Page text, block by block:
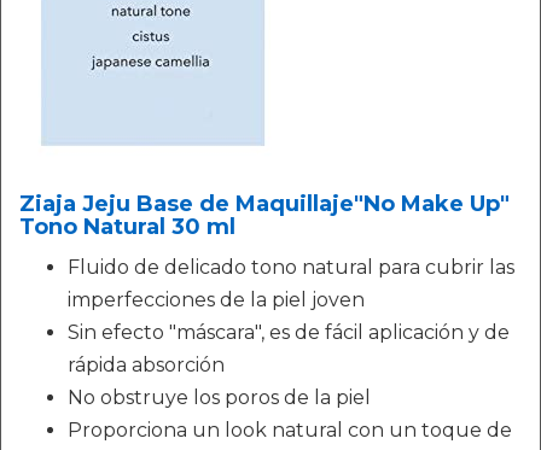
Ziaja Jeju Base de Maquillaje"No Make Up"
Tono Natural 30 ml
Fluido de delicado tono natural para cubrir las
imperfecciones de la piel joven
Sin efecto "máscara", es de fácil aplicación y de
rápida absorción
No obstruye los poros de la piel
Proporciona un look natural con un toque de